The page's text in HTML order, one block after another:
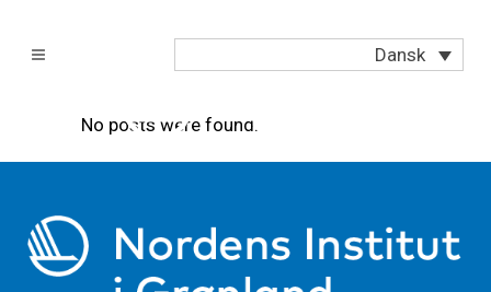
Dansk
No posts were found.